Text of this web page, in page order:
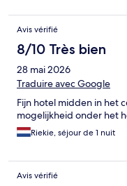
Avis vérifié
8/10 Très bien
28 mai 2026
Traduire avec Google
Fijn hotel midden in het
mogelijkheid onder het
Riekie, séjour de 1 nuit
Avis vérifié